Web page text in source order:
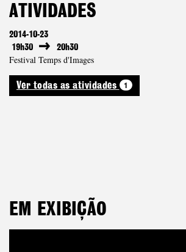
ATIVIDADES
2014-10-23
19h30
20h30
Festival Temps d'Images
Ver todas as atividades 1
EM EXIBIÇÃO